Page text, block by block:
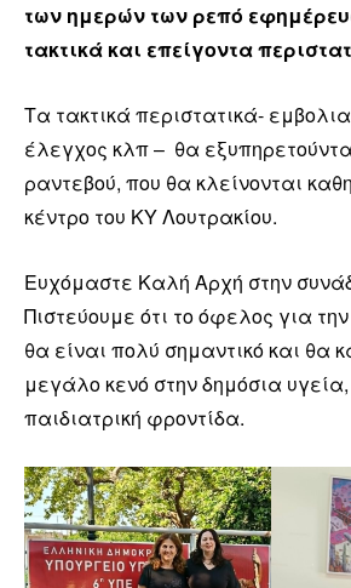
των ημερών των ρεπό
τακτικά και επείγοντα
Τα τακτικά περιστατικά-
έλεγχος κλπ – θα
ραντεβού, που θα κλείνονται
κέντρο του ΚΥ Λουτρακίου.
Ευχόμαστε Καλή Αρχή στην
Πιστεύουμε ότι το όφελος για
θα είναι πολύ σημαντικό και θα
μεγάλο κενό στην δημόσια
παιδιατρική φροντίδα.